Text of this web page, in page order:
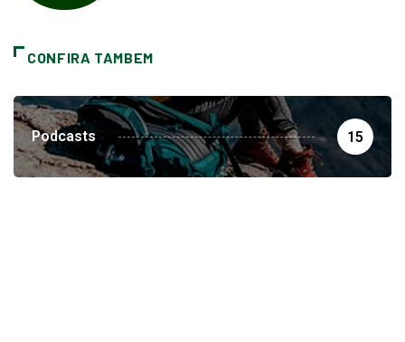
CONFIRA TAMBEM
Podcasts 15